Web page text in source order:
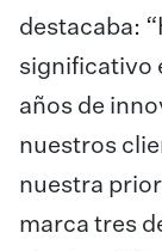
destacaba:
significativo
años de
nuestros
nuestra
marca tres